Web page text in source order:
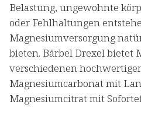
Belastung, ungewohnte
oder Fehlhaltungen
Magnesiumversorgung
bieten. Bärbel Drexel bietet
verschiedenen
Magnesiumcarbonat mit
Magnesiumcitrat mit